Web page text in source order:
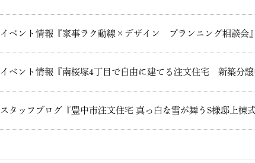
イベント情報『家事ラク動線×デザイン プランニング相談会
イベント情報『南桜塚4丁目で自由に建てる注文住宅 新築分
スタッフブログ『豊中市注文住宅 真っ白な雪が舞うS様邸上棟